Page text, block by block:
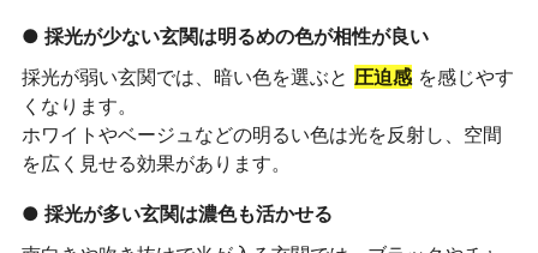
● 採光が少ない玄関は明るめの色が相性が良い
採光が弱い玄関では、暗い色を選ぶと 圧迫感を感じやす
くなります。
ホワイトやベージュなどの明るい色は光を反射し、空間
を広く見せる効果があります。
● 採光が多い玄関は濃色も活かせる